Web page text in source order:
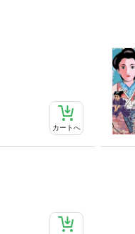
カートへ